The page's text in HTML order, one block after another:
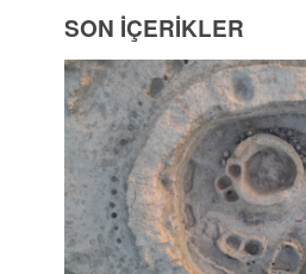
SON İÇERİKLER